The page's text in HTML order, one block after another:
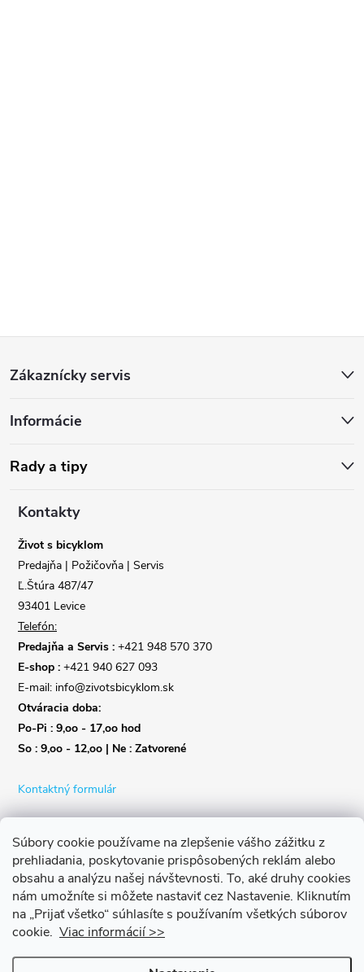
Súbory cookie používame na zlepšenie vášho zážitku z
prehliadania, poskytovanie prispôsobených reklám alebo
obsahu a analýzu našej návštevnosti. To, aké druhy cookies
nám umožníte si môžete nastaviť cez Nastavenie. Kliknutím
na „Prijať všetko“ súhlasíte s používaním všetkých súborov
cookie. Viac informácií >>
p
ä
Zákaznícky servis
Informácie
Rady a tipy
Kontakty
Život s bicyklom
Predajňa | Požičovňa | Servis
Ľ.Štúra 487/47
93401 Levice
Telefón:
Predajňa a Servis : +421 948 570 370
E-shop : +421 940 627 093
E-mail: info@zivotsbicyklom.sk
Otváracia doba:
Po-Pi : 9,oo - 17,oo hod
So : 9,oo - 12,oo | Ne : Zatvorené
Kontaktný formulár